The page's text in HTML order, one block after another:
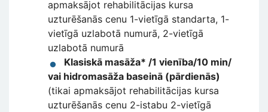
apmaksājot rehabilitācijas kursa
uzturēšanās cenu 1-vietīgā standarta, 1-
vietīgā uzlabotā numurā, 2-vietīgā
uzlabotā numurā
Klasiskā masāža* /1 vienība/10 min/
vai hidromasāža baseinā (pārdienās)
(tikai apmaksājot rehabilitācijas kursa
uzturēšanās cenu 2-istabu 2-vietīgā